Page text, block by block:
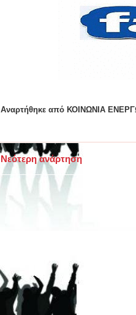
Αναρτήθηκε από ΚΟΙΝΩΝΙΑ
Νεότερη ανάρτηση